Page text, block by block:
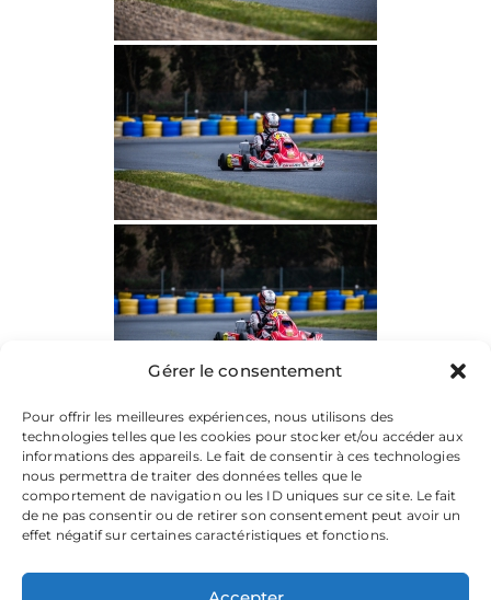
Gérer le consentement
Pour offrir les meilleures expériences, nous utilisons des
technologies telles que les cookies pour stocker et/ou accéder aux
informations des appareils. Le fait de consentir à ces technologies
nous permettra de traiter des données telles que le
comportement de navigation ou les ID uniques sur ce site. Le fait
de ne pas consentir ou de retirer son consentement peut avoir un
effet négatif sur certaines caractéristiques et fonctions.